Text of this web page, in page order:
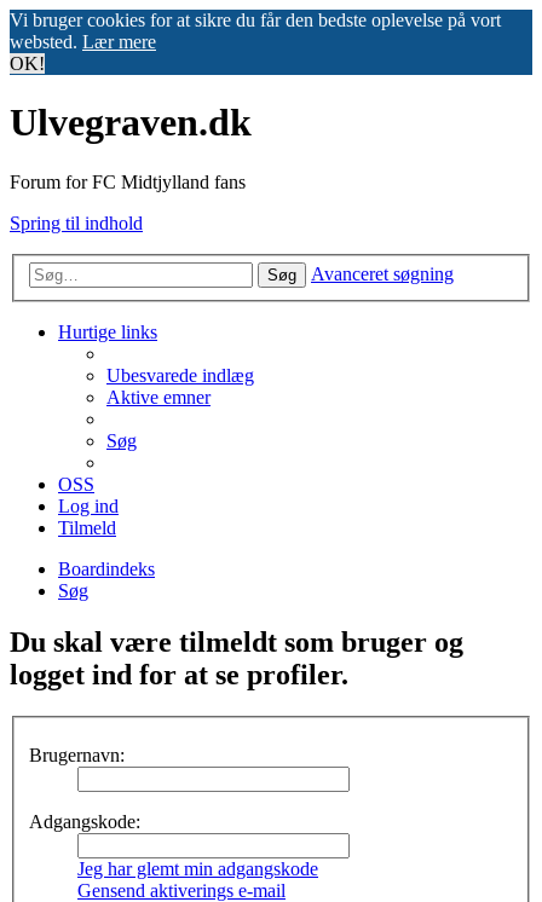
Vi bruger cookies for at sikre du får den bedste oplevelse på vort
websted. Lær mere
OK!
Ulvegraven.dk
Forum for FC Midtjylland fans
Spring til indhold
Søg Avanceret søgning
Hurtige links
Ubesvarede indlæg
Aktive emner
Søg
OSS
Log ind
Tilmeld
Boardindeks
Søg
Du skal være tilmeldt som bruger og
logget ind for at se profiler.
Brugernavn:
Adgangskode:
Jeg har glemt min adgangskode
Gensend aktiverings e-mail